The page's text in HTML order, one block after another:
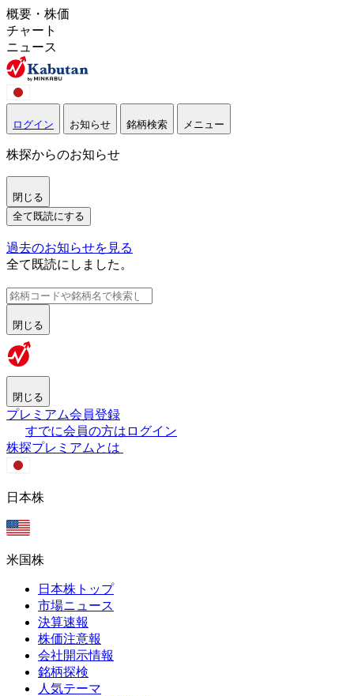
概要・株価
チャート
ニュース
ログイン お知らせ 銘柄検索 メニュー
株探からのお知らせ
閉じる
全て既読にする
過去のお知らせを見る
全て既読にしました。
閉じる
閉じる
プレミアム会員登録
すでに会員の方はログイン
株探プレミアムとは
日本株
米国株
日本株トップ
市場ニュース
決算速報
株価注意報
会社開示情報
銘柄探検
人気テーマ